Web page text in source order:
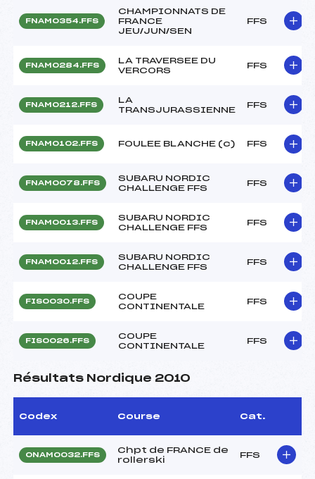
FNAM0354.FFS
CHAMPIONNATS DE
FRANCE
JEU/JUN/SEN
FFS
FNAM0284.FFS
LA TRAVERSEE DU
VERCORS
FFS
FNAM0212.FFS
LA
TRANSJURASSIENNE
FFS
FNAM0102.FFS FOULEE BLANCHE (c) FFS
FNAM0078.FFS
SUBARU NORDIC
CHALLENGE FFS
FFS
FNAM0013.FFS
SUBARU NORDIC
CHALLENGE FFS
FFS
FNAM0012.FFS
SUBARU NORDIC
CHALLENGE FFS
FFS
FIS0030.FFS
COUPE
CONTINENTALE
FFS
FIS0026.FFS
COUPE
CONTINENTALE
FFS
Résultats Nordique 2010
Codex Course Cat.
ONAM0032.FFS
Chpt de FRANCE de
rollerski
FFS